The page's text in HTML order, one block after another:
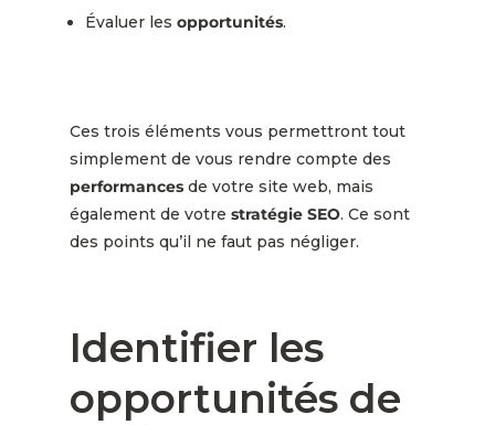
Évaluer les opportunités.
Ces trois éléments vous permettront tout
simplement de vous rendre compte des
performancesde votre site web, mais
également de votre stratégie SEO. Ce sont
des points qu’il ne faut pas négliger.
Identifier les
opportunités de